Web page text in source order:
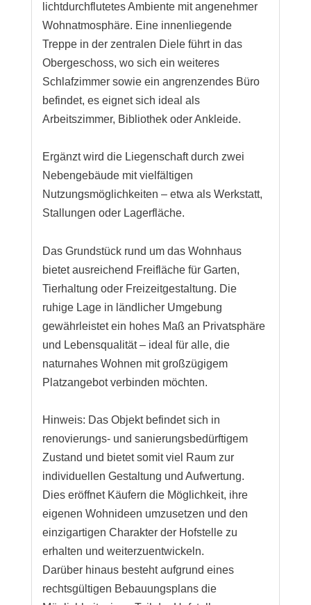
lichtdurchflutetes Ambiente mit angenehmer
Wohnatmosphäre. Eine innenliegende
Treppe in der zentralen Diele führt in das
Obergeschoss, wo sich ein weiteres
Schlafzimmer sowie ein angrenzendes Büro
befindet, es eignet sich ideal als
Arbeitszimmer, Bibliothek oder Ankleide.
Ergänzt wird die Liegenschaft durch zwei
Nebengebäude mit vielfältigen
Nutzungsmöglichkeiten – etwa als Werkstatt,
Stallungen oder Lagerfläche.
Das Grundstück rund um das Wohnhaus
bietet ausreichend Freifläche für Garten,
Tierhaltung oder Freizeitgestaltung. Die
ruhige Lage in ländlicher Umgebung
gewährleistet ein hohes Maß an Privatsphäre
und Lebensqualität – ideal für alle, die
naturnahes Wohnen mit großzügigem
Platzangebot verbinden möchten.
Hinweis: Das Objekt befindet sich in
renovierungs- und sanierungsbedürftigem
Zustand und bietet somit viel Raum zur
individuellen Gestaltung und Aufwertung.
Dies eröffnet Käufern die Möglichkeit, ihre
eigenen Wohnideen umzusetzen und den
einzigartigen Charakter der Hofstelle zu
erhalten und weiterzuentwickeln.
Darüber hinaus besteht aufgrund eines
rechtsgültigen Bebauungsplans die